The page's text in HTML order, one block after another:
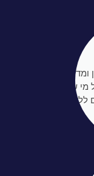
קטנטן
מי שאוהב
ללא הפסקה,